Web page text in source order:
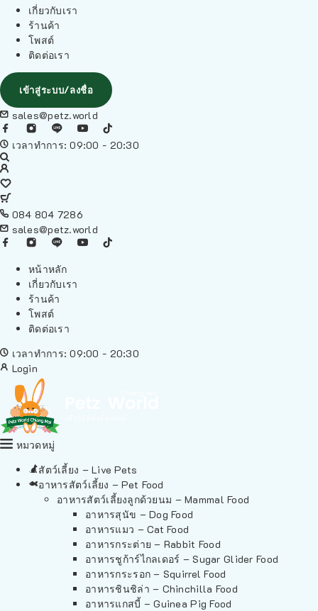
เกี่ยวกับเรา
ร้านค้า
โพสต์
ติดต่อเรา
เข้าสู่ระบบ/ลงชื่อ
sales@petz.world
เวลาทำการ: 09:00 - 20:30
084 804 7286
sales@petz.world
หน้าหลัก
เกี่ยวกับเรา
ร้านค้า
โพสต์
ติดต่อเรา
เวลาทำการ: 09:00 - 20:30
Login
หมวดหมู่
สัตว์เลี้ยง – Live Pets
อาหารสัตว์เลี้ยง – Pet Food
อาหารสัตว์เลี้ยงลูกด้วยนม – Mammal Food
อาหารสุนัข – Dog Food
อาหารแมว – Cat Food
อาหารกระต่าย – Rabbit Food
อาหารชูก้าร์ไกลเดอร์ – Sugar Glider Food
อาหารกระรอก – Squirrel Food
อาหารชินชิล่า – Chinchilla Food
อาหารแกสบี้ – Guinea Pig Food